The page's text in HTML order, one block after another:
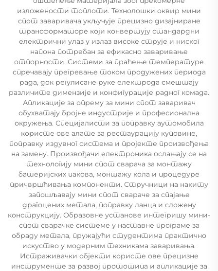
изложености топлоти. Технолошки оквир мини
спот заваривача укључује прецизно дизајниране
трансформаторе који конвертују стандардни
електрични улаз у излаз високе струје и ниског
напона потребан за ефикасно заваривање
отпорности. Системи за праћење температуре
спречавају прегревање током продужених периода
рада, док регулисане руке електрода смештају
различите димензије и конфигурације радног комада.
Апликације за опрему за мини спот заваривач
обухватају бројне индустрије и професионална
окружења. Специјалисти за поправку аутомобила
користе ове алате за рестаурацију куповине,
поправку издувног система и пројекте произвођења
на замену. Произвођачи електроника ослањају се на
технологију мини спот сварача за монтажу
батеријских пакова, монтажу кола и процедуре
причвршћивања компоненти. Стручници на накиту
запошљавају мини спот свараче за спајање
драгоцених метала, поправку ланца и сложену
конструкцију. Образовне установе интегришу мини-
спот сварачке системе у наставне програме за
обраду метала, пружајући студентима практично
искуство у модерним техникама заваривања.
Истраживачки објекти користе ове прецизне
инструменте за развој прототипа и апликације за